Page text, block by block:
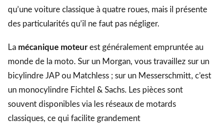
qu’une voiture classique à quatre roues, mais il présente
des particularités qu’il ne faut pas négliger.
La mécanique moteurest généralement empruntée au
monde de la moto. Sur un Morgan, vous travaillez sur un
bicylindre JAP ou Matchless ; sur un Messerschmitt, c’est
un monocylindre Fichtel & Sachs. Les pièces sont
souvent disponibles via les réseaux de motards
classiques, ce qui facilite grandement